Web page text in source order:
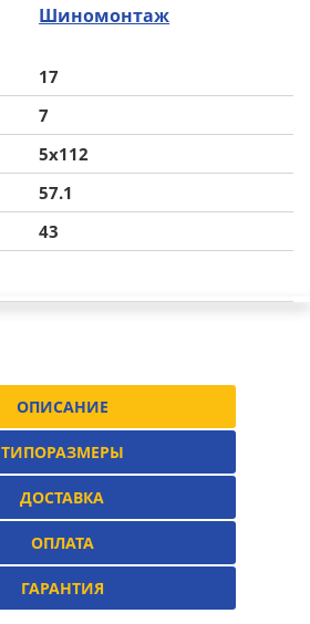
Шиномонтаж
17
7
5x112
57.1
43
ОПИСАНИЕ
ТИПОРАЗМЕРЫ
ДОСТАВКА
ОПЛАТА
ГАРАНТИЯ